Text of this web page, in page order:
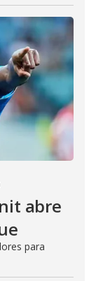
abre
para